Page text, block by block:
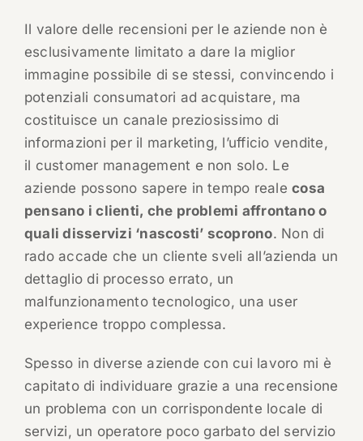
Il valore delle recensioni per le aziende non è
esclusivamente limitato a dare la miglior
immagine possibile di se stessi, convincendo i
potenziali consumatori ad acquistare, ma
costituisce un canale preziosissimo di
informazioni per il marketing, l’ufficio vendite,
il customer management e non solo. Le
aziende possono sapere in tempo realecosa
pensano i clienti, che problemi affrontano o
quali disservizi ‘nascosti’ scoprono. Non di
rado accade che un cliente sveli all’azienda un
dettaglio di processo errato, un
malfunzionamento tecnologico, una user
experience troppo complessa.
Spesso in diverse aziende con cui lavoro mi è
capitato di individuare grazie a una recensione
un problema con un corrispondente locale di
servizi, un operatore poco garbato del servizio